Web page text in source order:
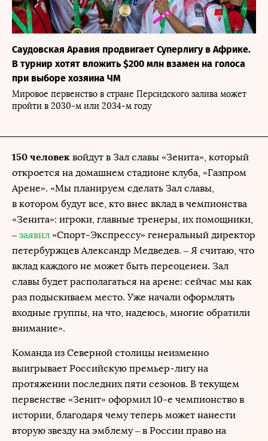
Саудовская Аравия продвигает Суперлигу в Африке.
В турнир хотят вложить $200 млн взамен на голоса
при выборе хозяина ЧМ
Мировое первенство в стране Персидского залива может
пройти в 2030-м или 2034-м году
150 человек войдут в Зал славы «Зенита», который
откроется на домашнем стадионе клуба, «Газпром
Арене». «Мы планируем сделать Зал славы,
в котором будут все, кто внес вклад в чемпионства
«Зенита»: игроки, главные тренеры, их помощники,
– заявил «Спорт-Экспрессу» генеральный директор
петербуржцев Александр Медведев. – Я считаю, что
вклад каждого не может быть переоценен. Зал
славы будет располагаться на арене: сейчас мы как
раз подыскиваем место. Уже начали оформлять
входные группы, на что, надеюсь, многие обратили
внимание».
Команда из Северной столицы неизменно
выигрывает Российскую премьер-лигу на
протяжении последних пяти сезонов. В текущем
первенстве «Зенит» оформил 10-е чемпионство в
истории, благодаря чему теперь может нанести
вторую звезду на эмблему – в России право на